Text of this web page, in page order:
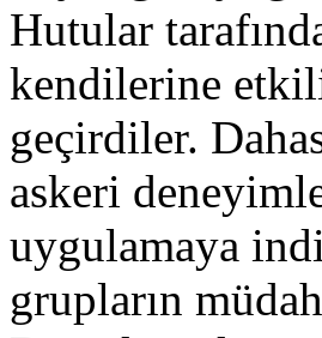
Hutular
kendilerine
geçirdiler.
askeri
uygulamaya
grupların